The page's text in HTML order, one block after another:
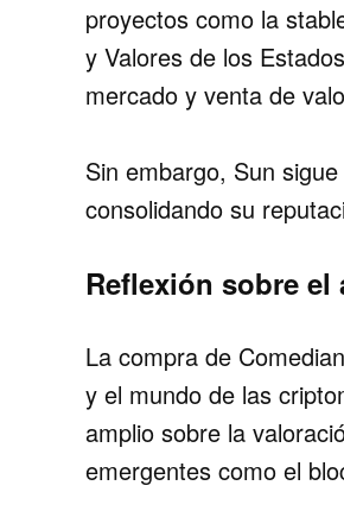
proyectos como la
y Valores de los
mercado y venta de
Sin embargo, Sun
consolidando su
Reflexión sobre
La compra de
y el mundo de las
amplio sobre la
emergentes como el